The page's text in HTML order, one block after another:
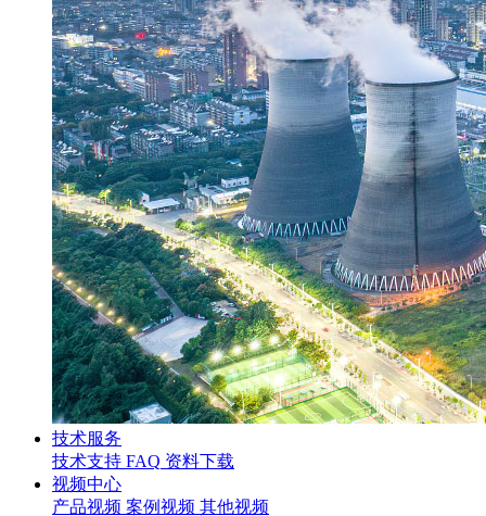
技术服务
技术支持 FAQ 资料下载
视频中心
产品视频 案例视频 其他视频